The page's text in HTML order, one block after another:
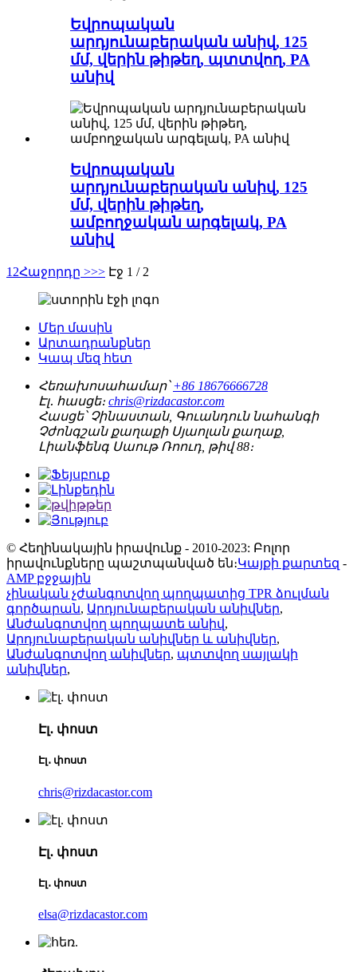
Եվրոպական
արդյունաբերական անիվ, 125
մմ, վերին թիթեղ, պտտվող, PA
անիվ
Եվրոպական
արդյունաբերական անիվ, 125
մմ, վերին թիթեղ,
ամբողջական արգելակ, PA
անիվ
1 2Հաջորդը >>> Էջ 1 / 2
Մեր մասին
Արտադրանքներ
Կապ մեզ հետ
Հեռախոսահամար՝ +86 18676666728
Էլ․ հասցե։ chris@rizdacastor.com
Հասցե՝ Չինաստան, Գուանդուն նահանգի
Չժոնգշան քաղաքի Սյաոլան քաղաք,
Լիանֆենգ Սաութ Ռոուդ, թիվ 88։
© Հեղինակային իրավունք - 2010-2023: Բոլոր
իրավունքները պաշտպանված են։Կայքի քարտեզ -
AMP բջջային
չինական չժանգոտվող պողպատից TPR ձուլման
գործարան, Արդյունաբերական անիվներ,
Անժանգոտվող պողպատե անիվ,
Արդյունաբերական անիվներ և անիվներ,
Անժանգոտվող անիվներ, պտտվող սայլակի
անիվներ,
Էլ․ փոստ
Էլ․ փոստ
chris@rizdacastor.com
Էլ․ փոստ
Էլ․ փոստ
elsa@rizdacastor.com